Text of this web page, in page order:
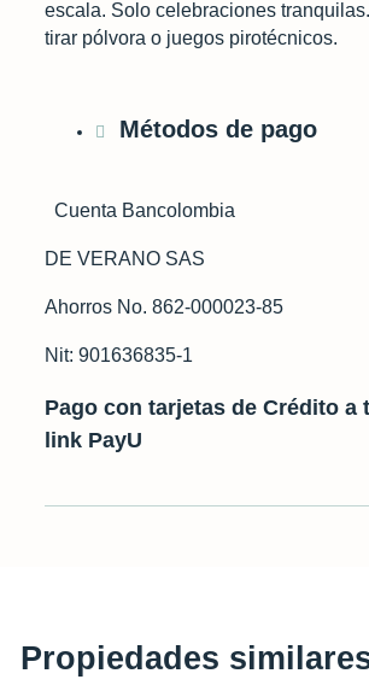
escala. Solo celebraciones
tirar pólvora o juegos pirotécnicos.
Métodos de pago
Cuenta Bancolombia
DE VERANO SAS
Ahorros No. 862-000023-85
Nit: 901636835-1
Pago con tarjetas de Crédito a
link PayU
Propiedades